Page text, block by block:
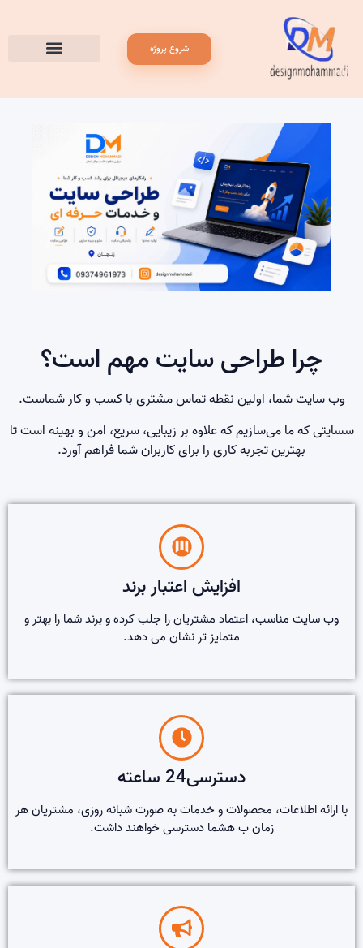
شروع پروژه
چرا طراحی سایت مهم است؟
وب سایت شما، اولین نقطه تماس مشتری با کسب و کار شماست.
سسایتی که ما می‌سازیم که علاوه بر زیبایی، سریع، امن و بهینه است تا
بهترین تجربه کاری را برای کاربران شما فراهم آورد.
افزایش اعتبار برند
وب سایت مناسب، اعتماد مشتریان را جلب کرده و برند شما را بهتر و
متمایز تر نشان می دهد.
دسترسی24 ساعته
با ارائه اطلاعات، محصولات و خدمات به صورت شبانه روزی، مشتریان هر
زمان ب هشما دسترسی خواهند داشت.